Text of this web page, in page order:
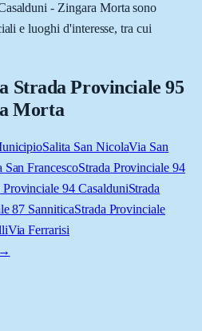
- Zingara Morta sono
e luoghi d'interesse, tra cui
Strada Provinciale 95
Morta
Salita San NicolaVia San
San FrancescoStrada Provinciale 94
Provinciale 94 CasalduniStrada
87 SanniticaStrada Provinciale
Via Ferrarisi
→